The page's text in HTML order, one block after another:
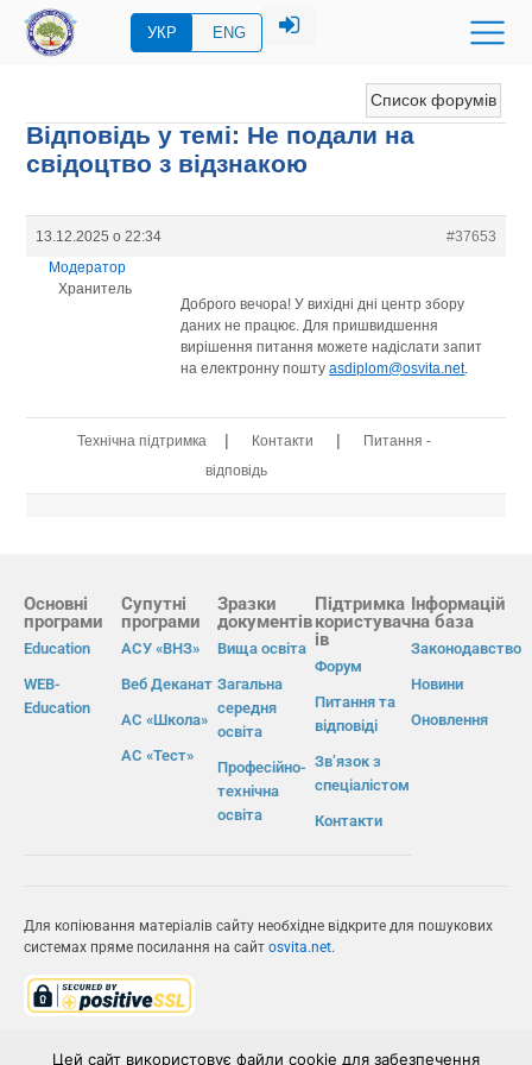
УКР ENG
Список форумів
Відповідь у темі: Не подали на
свідоцтво з відзнакою
13.12.2025 о 22:34
#37653
Модератор
Хранитель
Доброго вечора! У вихідні дні центр збору
даних не працює. Для пришвидшення
вирішення питання можете надіслати запит
на електронну поштуasdiplom@osvita.net.
Технічна підтримка | Контакти |
Питання -
відповідь
Основні
програми
Education
WEB-
Education
Супутні
програми
АСУ «ВНЗ»
Веб Деканат
АС «Школа»
АС «Тест»
Зразки
документів
Вища освіта
Загальна
середня
освіта
Професійно-
технічна
освіта
Підтримка
користувач
ів
Форум
Питання та
відповіді
Зв’язок з
спеціалістом
Контакти
Інформацій
на база
Законодавство
Новини
Оновлення
Для копіювання матеріалів сайту необхідне відкрите для пошукових
системах пряме посилання на сайт osvita.net.
Цей сайт використовує файли cookie для забезпечення